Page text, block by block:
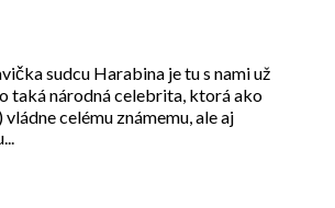
sudcu Harabina je tu s nami už
taká národná celebrita, ktorá ako
celému známemu, ale aj